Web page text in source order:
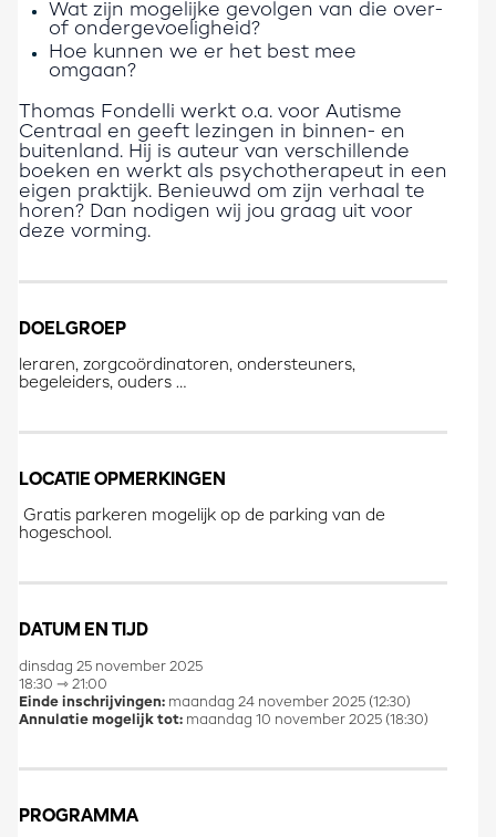
Wat zijn mogelijke gevolgen van die over-
of ondergevoeligheid?
Hoe kunnen we er het best mee
omgaan?
Thomas Fondelli werkt o.a. voor Autisme
Centraal en geeft lezingen in binnen- en
buitenland. Hij is auteur van verschillende
boeken en werkt als psychotherapeut in een
eigen praktijk. Benieuwd om zijn verhaal te
horen? Dan nodigen wij jou graag uit voor
deze vorming.
DOELGROEP
leraren, zorgcoördinatoren, ondersteuners,
begeleiders, ouders …
LOCATIE OPMERKINGEN
Gratis parkeren mogelijk op de parking van de
hogeschool.
DATUM EN TIJD
dinsdag 25 november 2025
18:30 ⇾ 21:00
Einde inschrijvingen: maandag 24 november 2025 (12:30)
Annulatie mogelijk tot: maandag 10 november 2025 (18:30)
PROGRAMMA